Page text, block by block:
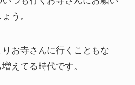
う。
お寺さんに行くこともな
えてる時代です。